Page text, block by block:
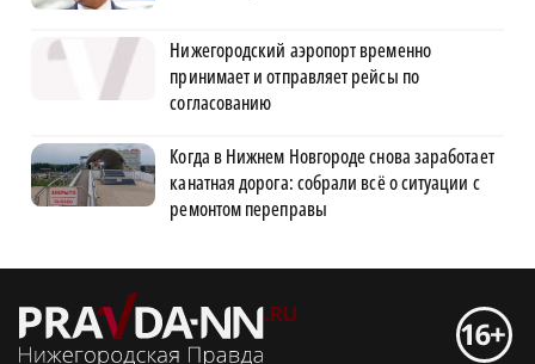
Нижегородский аэропорт временно
принимает и отправляет рейсы по
согласованию
Когда в Нижнем Новгороде снова заработает
канатная дорога: собрали всё о ситуации с
ремонтом переправы